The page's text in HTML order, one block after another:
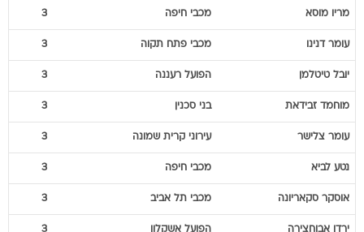
מריו מוסא מכבי חיפה 3
עומר דנינו מכבי פתח תקוה 3
יובל טיטלמן הפועל רעננה 3
מוחמד זבידאת בני סכנין 3
עומר צלישר עירוני קרית שמונה 3
נטע לביא מכבי חיפה 3
אוסקר סקאריונה מכבי תל אביב 3
ירדן אבוחצירה הפועל אשקלון 3